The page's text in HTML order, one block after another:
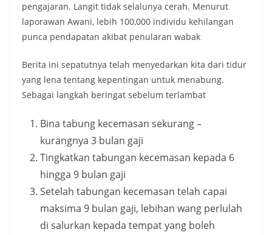
pengajaran. Langit tidak selalunya cerah. Menurut
laporawan Awani, lebih 100,000 individu kehilangan
punca pendapatan akibat penularan wabak
Berita ini sepatutnya telah menyedarkan kita dari tidur
yang lena tentang kepentingan untuk menabung.
Sebagai langkah beringat sebelum terlambat
Bina tabung kecemasan sekurang –
kurangnya 3 bulan gaji
Tingkatkan tabungan kecemasan kepada 6
hingga 9 bulan gaji
Setelah tabungan kecemasan telah capai
maksima 9 bulan gaji, lebihan wang perlulah
di salurkan kepada tempat yang boleh